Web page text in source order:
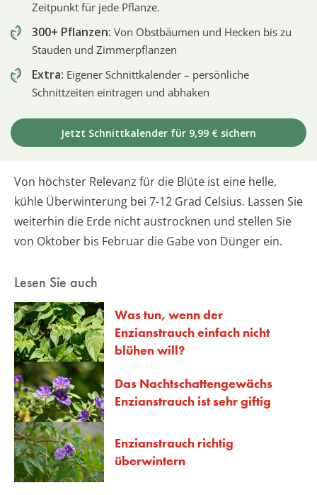
Zeitpunkt für jede Pflanze.
300+ Pflanzen: Von Obstbäumen und Hecken bis zu
Stauden und Zimmerpflanzen
Extra: Eigener Schnittkalender – persönliche
Schnittzeiten eintragen und abhaken
Jetzt Schnittkalender für 9,99 € sichern
Von höchster Relevanz für die Blüte ist eine helle,
kühle Überwinterung bei 7-12 Grad Celsius. Lassen Sie
weiterhin die Erde nicht austrocknen und stellen Sie
von Oktober bis Februar die Gabe von Dünger ein.
Lesen Sie auch
Was tun, wenn der
Enzianstrauch einfach nicht
blühen will?
Das Nachtschattengewächs
Enzianstrauch ist sehr giftig
Enzianstrauch richtig
überwintern